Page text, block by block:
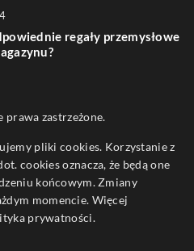
regały przemysłowe
prawa zastrzeżone.
pliki cookies. Korzystanie z
cookies oznacza, że będą one
końcowym. Zmiany
momencie. Więcej
prywatności.